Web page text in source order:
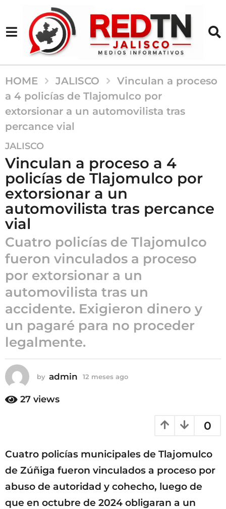
HOME JALISCO
Vinculan a proceso
a 4 policías de Tlajomulco por
extorsionar a un automovilista tras
percance vial
1
2
m
e
s
e
s
a
g
o
1
2
m
s
e
s
a
o
JALISCO
Vinculan a proceso a 4
policías de Tlajomulco por
extorsionar a un
automovilista tras percance
vial
Cuatro policías de Tlajomulco
fueron vinculados a proceso
por extorsionar a un
automovilista tras un
accidente. Exigieron dinero y
un pagaré para no proceder
legalmente.
by admin 12 meses ago
g
27 views
0
Cuatro policías municipales de Tlajomulco
de Zúñiga fueron vinculados a proceso por
abuso de autoridad y cohecho, luego de
que en octubre de 2024 obligaran a un